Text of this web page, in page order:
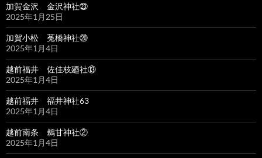
加賀金沢 金沢神社㉓
2025年1月25日
加賀小松 菟橋神社⑳
2025年1月4日
越前福井 佐佳枝廼社⑬
2025年1月4日
越前福井 福井神社63
2025年1月4日
越前南条 鵜甘神社②
2025年1月4日